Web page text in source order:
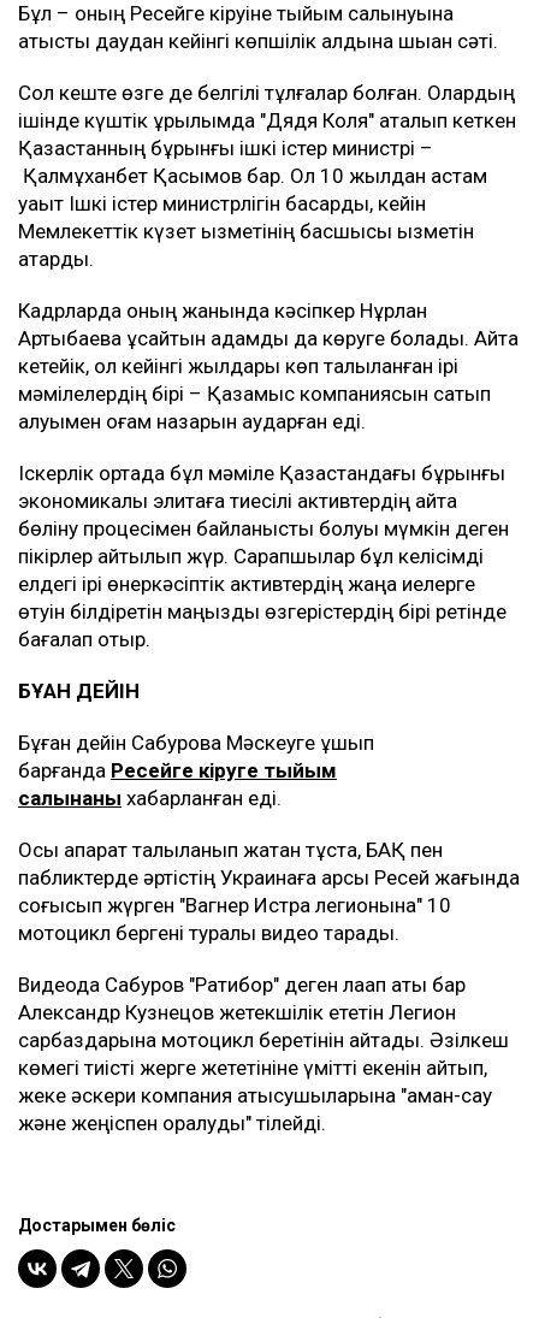
Бұл – оның Ресейге кіруіне тыйым салынуына
қатысты даудан кейінгі көпшілік алдына шыққан сәті.
Сол кеште өзге де белгілі тұлғалар болған. Олардың
ішінде күштік құрылымда "Дядя Коля" аталып кеткен
Қазақстанның бұрынғы ішкі істер министрі –
Қалмұханбет Қасымов бар. Ол 10 жылдан астам
уақыт Ішкі істер министрлігін басқарды, кейін
Мемлекеттік күзет қызметінің басшысы қызметін
атқарды.
Кадрларда оның жанында кәсіпкер Нұрлан
Артықбаевқа ұқсайтын адамды да көруге болады. Айта
кетейік, ол кейінгі жылдары көп талқыланған ірі
мәмілелердің бірі – Қазақмыс компаниясын сатып
алуымен қоғам назарын аударған еді.
Іскерлік ортада бұл мәміле Қазақстандағы бұрынғы
экономикалық элитаға тиесілі активтердің қайта
бөліну процесімен байланысты болуы мүмкін деген
пікірлер айтылып жүр. Сарапшылар бұл келісімді
елдегі ірі өнеркәсіптік активтердің жаңа иелерге
өтуін білдіретін маңызды өзгерістердің бірі ретінде
бағалап отыр.
БҰҒАН ДЕЙІН
Бұған дейін Сабуровқа Мәскеуге ұшып
барғанда Ресейге кіруге тыйым
салынғаны хабарланған еді.
Осы ақпарат талқыланып жатқан тұста, БАҚ пен
пабликтерде әртістің Украинаға қарсы Ресей жағында
соғысып жүрген "Вагнер Истра легионына" 10
мотоцикл бергені туралы видео тарады.
Видеода Сабуров "Ратибор" деген лақап аты бар
Александр Кузнецов жетекшілік ететін Легион
сарбаздарына мотоцикл беретінін айтады. Әзілкеш
көмегі тиісті жерге жететініне үмітті екенін айтып,
жеке әскери компания қатысушыларына "аман-сау
және жеңіспен оралуды" тілейді.
Достарыңмен бөліс